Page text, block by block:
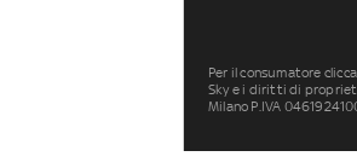
Per il consumatore
Sky e i diritti di
Milano P.IVA